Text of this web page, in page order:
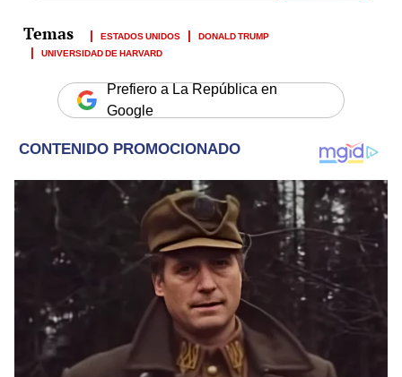
ESTADOS UNIDOS
DONALD TRUMP
UNIVERSIDAD DE HARVARD
Prefiero a La República en
Google